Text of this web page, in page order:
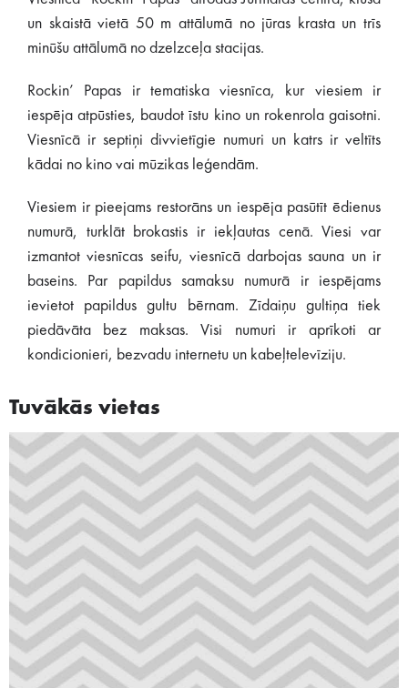
un skaistā vietā 50 m attālumā no jūras krasta un trīs
minūšu attālumā no dzelzceļa stacijas.
Rockin’ Papas ir tematiska viesnīca, kur viesiem ir
iespēja atpūsties, baudot īstu kino un rokenrola gaisotni.
Viesnīcā ir septiņi divvietīgie numuri un katrs ir veltīts
kādai no kino vai mūzikas leģendām.
Viesiem ir pieejams restorāns un iespēja pasūtīt ēdienus
numurā, turklāt brokastis ir iekļautas cenā. Viesi var
izmantot viesnīcas seifu, viesnīcā darbojas sauna un ir
baseins. Par papildus samaksu numurā ir iespējams
ievietot papildus gultu bērnam. Zīdaiņu gultiņa tiek
piedāvāta bez maksas. Visi numuri ir aprīkoti ar
kondicionieri, bezvadu internetu un kabeļtelevīziju.
Tuvākās vietas